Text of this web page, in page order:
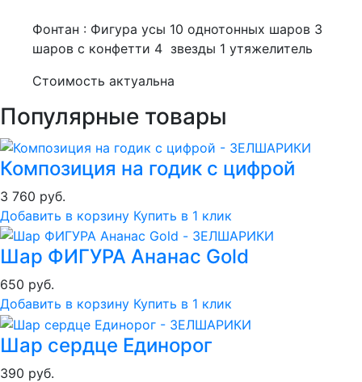
Фонтан : Фигура усы 10 однотонных шаров 3
шаров с конфетти 4 звезды 1 утяжелитель
Стоимость актуальна
Популярные товары
Композиция на годик с цифрой
3 760 руб.
Добавить в корзину Купить в 1 клик
Шар ФИГУРА Ананас Gold
650 руб.
Добавить в корзину Купить в 1 клик
Шар сердце Единорог
390 руб.